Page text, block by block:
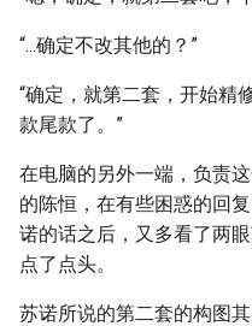
“...确定不改其他的？”
“确定，就第二套，开始精
款尾款了。”
在电脑的另外一端，负责
的陈恒，在有些困惑的回
诺的话之后，又多看了两
点了点头。
苏诺所说的第二套的构图